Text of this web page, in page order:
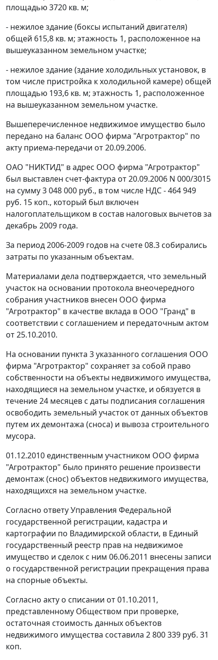
площадью 3720 кв. м;
- нежилое здание (боксы испытаний двигателя)
общей 615,8 кв. м; этажность 1, расположенное на
вышеуказанном земельном участке;
- нежилое здание (здание холодильных установок, в
том числе пристройка к холодильной камере) общей
площадью 193,6 кв. м; этажность 1, расположенное
на вышеуказанном земельном участке.
Вышеперечисленное недвижимое имущество было
передано на баланс ООО фирма "Агротрактор" по
акту приема-передачи от 20.09.2006.
ОАО "НИКТИД" в адрес ООО фирма "Агротрактор"
был выставлен счет-фактура от 20.09.2006 N 000/3015
на сумму 3 048 000 руб., в том числе НДС - 464 949
руб. 15 коп., который был включен
налогоплательщиком в состав налоговых вычетов за
декабрь 2009 года.
За период 2006-2009 годов на счете 08.3 собирались
затраты по указанным объектам.
Материалами дела подтверждается, что земельный
участок на основании протокола внеочередного
собрания участников внесен ООО фирма
"Агротрактор" в качестве вклада в ООО "Гранд" в
соответствии с соглашением и передаточным актом
от 25.10.2010.
На основании пункта 3 указанного соглашения ООО
фирма "Агротрактор" сохраняет за собой право
собственности на объекты недвижимого имущества,
находящиеся на земельном участке, и обязуется в
течение 24 месяцев с даты подписания соглашения
освободить земельный участок от данных объектов
путем их демонтажа (сноса) и вывоза строительного
мусора.
01.12.2010 единственным участником ООО фирма
"Агротрактор" было принято решение произвести
демонтаж (снос) объектов недвижимого имущества,
находящихся на земельном участке.
Согласно ответу Управления Федеральной
государственной регистрации, кадастра и
картографии по Владимирской области, в Единый
государственный реестр прав на недвижимое
имущество и сделок с ним 06.06.2011 внесены записи
о государственной регистрации прекращения права
на спорные объекты.
Согласно акту о списании от 01.10.2011,
представленному Обществом при проверке,
остаточная стоимость данных объектов
недвижимого имущества составила 2 800 339 руб. 31
коп.